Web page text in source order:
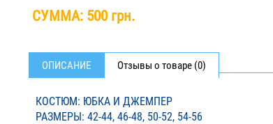
СУММА: 500 грн.
ОПИСАНИЕ Отзывы о товаре (0)
КОСТЮМ: ЮБКА И ДЖЕМПЕР
РАЗМЕРЫ: 42-44, 46-48, 50-52, 54-56